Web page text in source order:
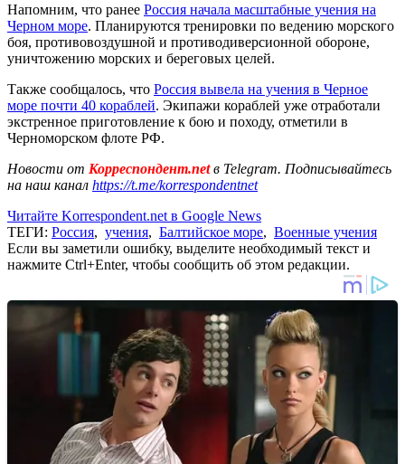
Напомним, что ранее Россия начала масштабные учения на
Черном море. Планируются тренировки по ведению морского
боя, противовоздушной и противодиверсионной обороне,
уничтожению морских и береговых целей.
Также сообщалось, что Россия вывела на учения в Черное
море почти 40 кораблей. Экипажи кораблей уже отработали
экстренное приготовление к бою и походу, отметили в
Черноморском флоте РФ.
Новости от Корреспондент.netв Telegram. Подписывайтесь
на наш канал https://t.me/korrespondentnet
Читайте Korrespondent.net в Google News
ТЕГИ: Россия, учения, Балтийское море, Военные учения
Если вы заметили ошибку, выделите необходимый текст и
нажмите Ctrl+Enter, чтобы сообщить об этом редакции.